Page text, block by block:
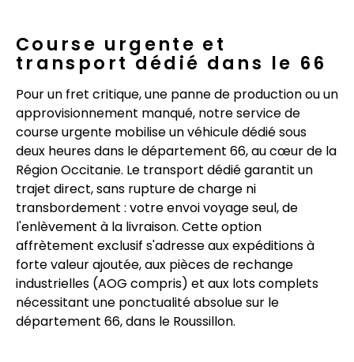
Course urgente et
transport dédié dans le 66
Pour un fret critique, une panne de production ou un
approvisionnement manqué, notre service de
course urgente mobilise un véhicule dédié sous
deux heures dans le département 66, au cœur de la
Région Occitanie. Le transport dédié garantit un
trajet direct, sans rupture de charge ni
transbordement : votre envoi voyage seul, de
l'enlèvement à la livraison. Cette option
affrètement exclusif s'adresse aux expéditions à
forte valeur ajoutée, aux pièces de rechange
industrielles (AOG compris) et aux lots complets
nécessitant une ponctualité absolue sur le
département 66, dans le Roussillon.